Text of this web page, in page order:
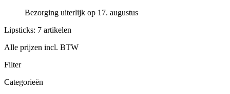
Bezorging uiterlijk op 17. augustus
Lipsticks: 7 artikelen
Alle prijzen incl. BTW
Filter
Categorieën